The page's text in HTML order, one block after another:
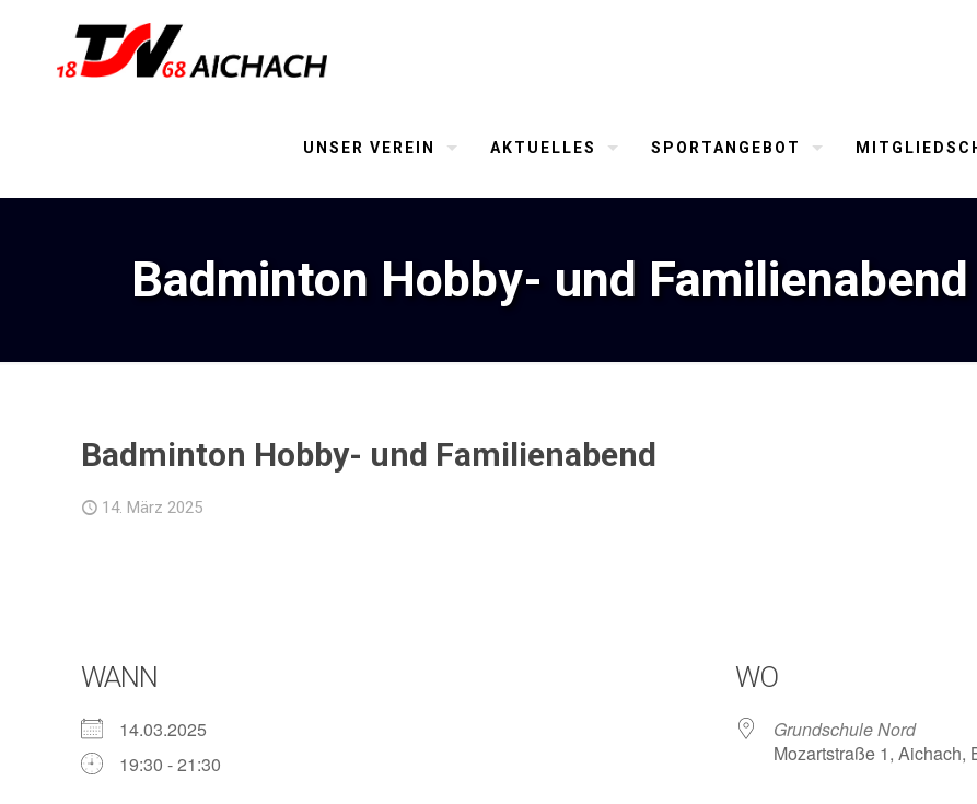
UNSER VEREIN AKTUELLES SPORTANGEBOT
Badminton Hobby- und Familienabend
Badminton Hobby- und Familienabend
14. März 2025
WANN
14.03.2025
19:30 - 21:30
WO
Grundschule Nord
Mozartstraße 1, Aichach,